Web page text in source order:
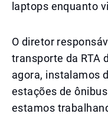
laptops enquanto
O diretor
transporte da RTA
agora, instalamos
estações de
estamos